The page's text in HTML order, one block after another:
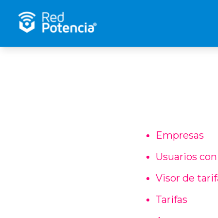
Empresas
Usuarios
Visor de
Tarifas